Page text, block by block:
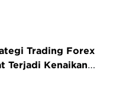
Trading Forex
Terjadi Kenaikan